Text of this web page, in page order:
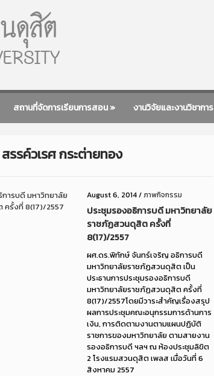
สถานที่จัดการเรียนการสอน» งานวิจัยและงานวิชาการ
สรรค์วเรศ กระต่ายทอง
August 6, 2014/ภาพกิจกรรม
ประชุมรองอธิการบดี มหาวิทยาลัย
ราชภัฏสวนดุสิต ครั้งที่
8(17)/2557
ผศ.ดร.พิทักษ์ จันทร์เจริญ อธิการบดี
มหาวิทยาลัยราชภัฏสวนดุสิต เป็น
ประธานการประชุมรองอธิการบดี
มหาวิทยาลัยราชภัฏสวนดุสิต ครั้งที่
8(17)/2557โดยมีวาระสำคัญเรื่องสรุป
ผลการประชุมคณะอนุกรรมการด้านการ
เงิน, การติดตามงานตามแผนปฏิบัติ
ราชการของมหาวิทยาลัย ตามสายงาน
รองอธิการบดี ฯลฯ ณ ห้องประชุมลิขิต
2 โรงแรมสวนดุสิต เพลส เมื่อวันที่ 6
สิงหาคม 2557